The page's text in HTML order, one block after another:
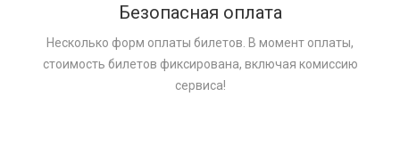
Безопасная оплата
Несколько форм оплаты билетов. В момент оплаты,
стоимость билетов фиксирована, включая комиссию
сервиса!